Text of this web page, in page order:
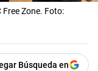
Zone. Foto:
Búsqueda en